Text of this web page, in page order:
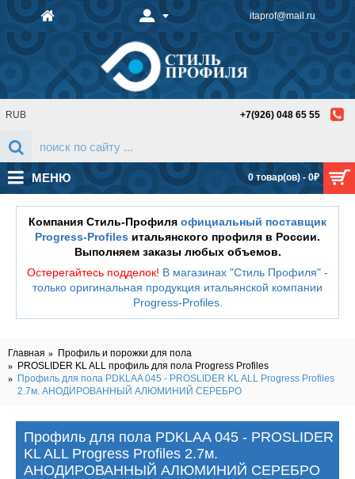
itaprof@mail.ru
0 товар(ов) - 0₽
RUB +7(926) 048 65 55
МЕНЮ
Компания Стиль-Профиля официальный поставщик
Progress-Profiles итальянского профиля в России.
Выполняем заказы любых объемов.
Остерегайтесь подделок! В магазинах "Стиль Профиля" -
только оригинальная продукция итальянской компании
Progress-Profiles.
Главная
Профиль и порожки для пола
PROSLIDER KL ALL профиль для пола Progress Profiles
Профиль для пола PDKLAA 045 - PROSLIDER KL ALL Progress Profiles
2.7м. АНОДИРОВАННЫЙ АЛЮМИНИЙ СЕРЕБРО
Профиль для пола PDKLAA 045 - PROSLIDER
KL ALL Progress Profiles 2.7м.
АНОДИРОВАННЫЙ АЛЮМИНИЙ СЕРЕБРО